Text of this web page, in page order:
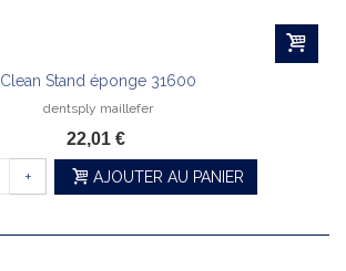
Clean Stand éponge 31600
dentsply maillefer
22,01 €
+ AJOUTER AU PANIER